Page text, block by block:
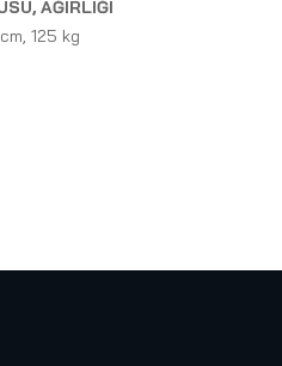
AĞIRLIĞI
125 kg